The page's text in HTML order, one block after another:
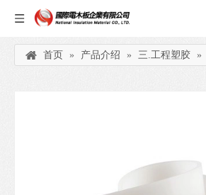
首页 » 产品介绍 » 三.工程塑胶 »